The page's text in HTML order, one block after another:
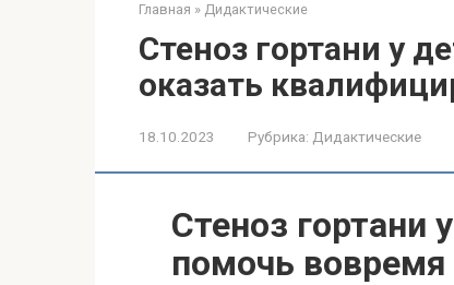
Главная » Дидактические
Стеноз гортани у
оказать
18.10.2023 Рубрика: Дидактические
Стеноз гортани
помочь вовремя